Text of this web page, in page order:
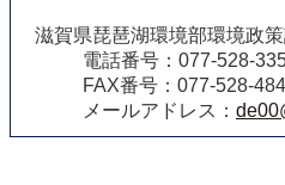
滋賀県琵琶湖環境部環境政
電話番号：077-528-
FAX番号：077-528-
メールアドレス：